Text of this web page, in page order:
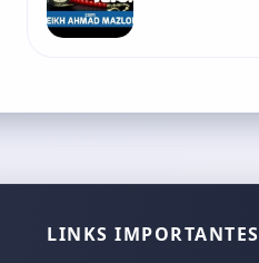
LINKS IMPORTANTES